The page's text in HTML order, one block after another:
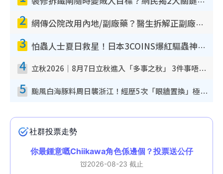
2 網傳公院改用內地/副廠藥？醫生拆解正副廠分別 揭4類人換藥隨時出事
3 怕蟲人士夏日救星！日本3COINS爆紅驅蟲神器$45起 1招「全程免觸碰」輕鬆搞定小強
4 立秋2026｜8月7日立秋進入「多事之秋」 3件事唔做得！專家教6招開運 清枱頭／銀包納氣接好運
5 颱風白海豚料周日襲浙江！經歷5次「眼牆置換」極罕見 成登陸內地最長途颱風